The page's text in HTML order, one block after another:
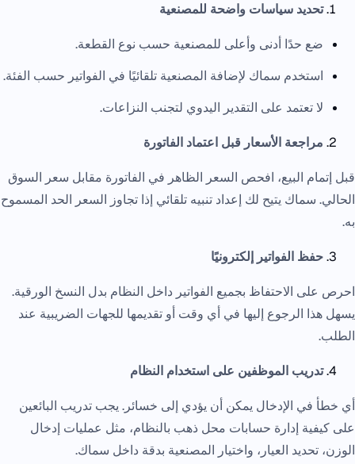
تحديد سياسات واضحة للمصنعية
ضع حدًا أدنى وأعلى للمصنعية حسب نوع القطعة.
استخدم سماك لإضافة المصنعية تلقائيًا في الفواتير حسب الفئة.
لا تعتمد على التقدير اليدوي لتجنب النزاعات.
مراجعة الأسعار قبل اعتماد الفاتورة
قبل إتمام البيع، افحص السعر الظاهر في الفاتورة مقابل سعر السوق
الحالي. سماك يتيح لك إعداد تنبيه تلقائي إذا تجاوز السعر الحد المسموح
به.
حفظ الفواتير إلكترونيًا
احرص على الاحتفاظ بجميع الفواتير داخل النظام بدل النسخ الورقية.
يسهل هذا الرجوع إليها في أي وقت أو تقديمها للجهات الضريبية عند
الطلب.
تدريب الموظفين على استخدام النظام
أي خطأ في الإدخال يمكن أن يؤدي إلى خسائر. يجب تدريب البائعين
على كيفية إدارة حسابات محل ذهب بالنظام، مثل عمليات إدخال
الوزن، تحديد العيار، واختيار المصنعية بدقة داخل سماك.